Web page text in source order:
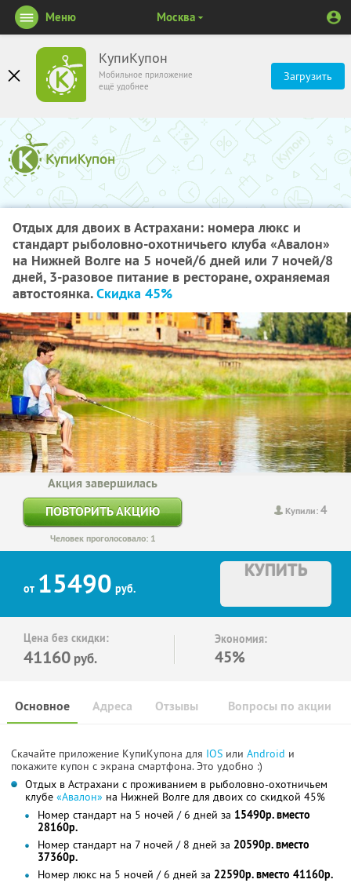
КупиКупон
Мобильное приложение
ещё удобнее
Загрузить
Меню Москва
Отдых для двоих в Астрахани: номера люкс и
стандарт рыболовно-охотничьего клуба «Авалон»
на Нижней Волге на 5 ночей/6 дней или 7 ночей/8
дней, 3-разовое питание в ресторане, охраняемая
автостоянка.Скидка 45%
Купили:4
Акция завершилась
ПОВТОРИТЬ АКЦИЮ
Человек проголосовало: 1
от 15490 руб.
КУПИТЬ
Цена без скидки:
41160 руб.
Экономия:
45%
Основное Отзывы Вопросы по акции
Адреса
Скачайте приложение КупиКупона для IOS или Android и
покажите купон с экрана смартфона. Это удобно :)
Отдых в Астрахани с проживанием в рыболовно-охотничьем
клубе «Авалон» на Нижней Волге для двоих со скидкой 45%
Номер стандарт на 5 ночей / 6 дней за 15490р. вместо
28160р.
Номер стандарт на 7 ночей / 8 дней за 20590р. вместо
37360р.
Номер люкс на 5 ночей / 6 дней за 22590р. вместо 41160р.